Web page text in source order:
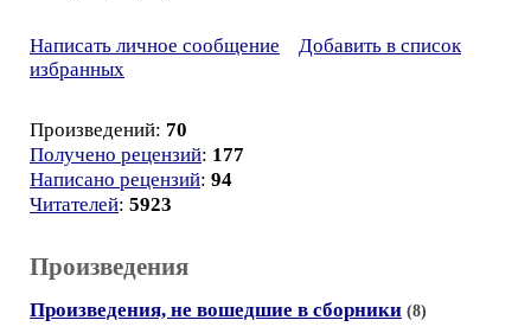
Написать личное сообщение
Добавить в список
избранных
Произведений: 70
Получено рецензий: 177
Написано рецензий: 94
Читателей: 5923
Произведения
Произведения, не вошедшие в сборники (8)